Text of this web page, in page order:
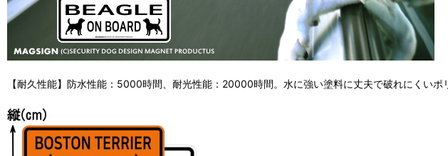
【耐久性能】防水性能：5000時間、耐光性能：20000時間。水に強い塗料に丈夫で破れにくい